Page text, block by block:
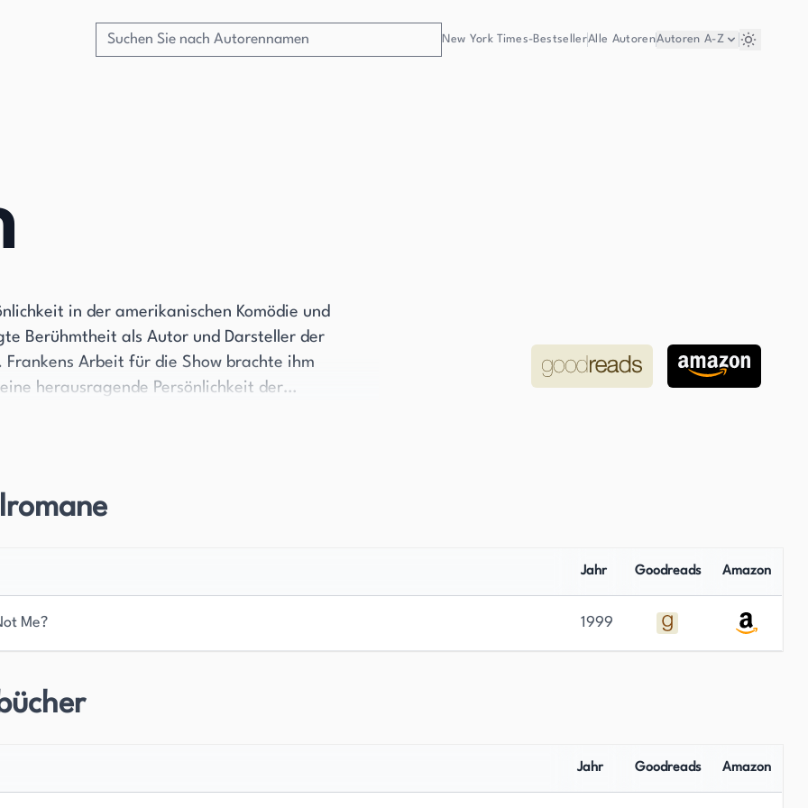
New York Times-BestsellerAlle AutorenAutoren A-Z
in der amerikanischen Komödie und
Berühmtheit als Autor und Darsteller der
Arbeit für die Show brachte ihm
herausragende Persönlichkeit der
Büchern, wie „Rush Limbaugh ist ein
sie erzählen: Ein faires und ausgewogenes
Kommentator hatte Franken auch eine
den Senat der Vereinigten Staaten gewählt und
den republikanischen Amtsinhaber Norm
wiedergewählt.
Megalomanie an der Trump University.
Ansichten und seinen scharfen Witz und
Jahr Goodreads Amazon
Me? 1999
Jahr Goodreads Amazon